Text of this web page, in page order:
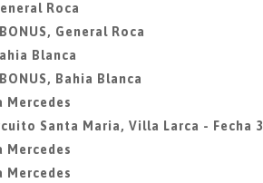
Roca
General Roca
Blanca
Bahia Blanca
Mercedes
Santa Maria, Villa Larca - Fecha 3
Mercedes
Mercedes